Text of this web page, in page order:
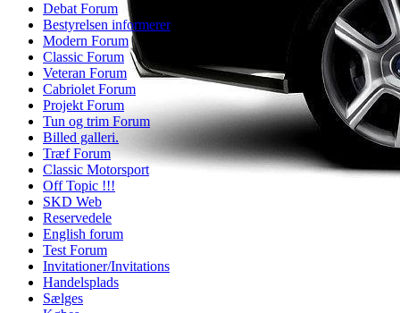
Debat Forum
Bestyrelsen informerer
Modern Forum
Classic Forum
Veteran Forum
Cabriolet Forum
Projekt Forum
Tun og trim Forum
Billed galleri.
Træf Forum
Classic Motorsport
Off Topic !!!
SKD Web
Reservedele
English forum
Test Forum
Invitationer/Invitations
Handelsplads
Sælges